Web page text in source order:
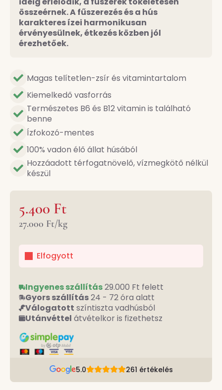
összeérnek. A fűszerezés és a hús
karakteres ízei harmonikusan
érvényesülnek, étkezés közben jól
érezhetőek.
Magas telítetlen-zsír és vitamintartalom
Kiemelkedő vasforrás
Természetes B6 és B12 vitamin is található
benne
Ízfokozó-mentes
100% vadon élő állat húsából
Hozzáadott térfogatnövelő, vízmegkötő nélkül
készül
5.400 Ft
27.000 Ft/kg
Elfogyott
Ingyenes szállítás29.000 Ft felett
Gyors szállítás24 - 72 óra alatt
Válogatott színtiszta vadhúsból
Utánvéttel átvételkor is fizethetsz
5.0 261 értékelés